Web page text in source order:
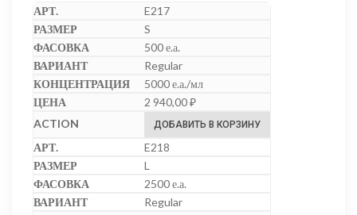
E217
S
500 е.а.
Regular
5000 е.а./мл
2 940,00₽
ДОБАВИТЬ В КОРЗИНУ
E218
L
2500 е.а.
Regular